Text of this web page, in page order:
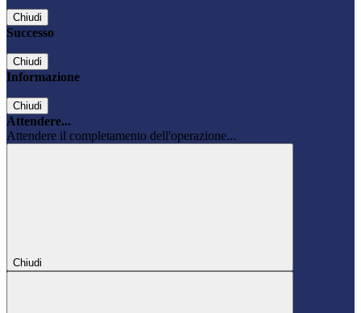
Chiudi
Successo
Chiudi
Informazione
Chiudi
Attendere...
Attendere il completamento dell'operazione...
Chiudi